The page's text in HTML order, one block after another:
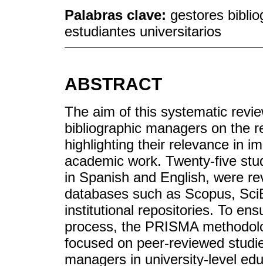
Palabras clave: gestores
estudiantes universitarios
ABSTRACT
The aim of this systematic
bibliographic managers on the
highlighting their relevance in
academic work. Twenty-five
in Spanish and English, were
databases such as Scopus,
institutional repositories. To
process, the PRISMA
focused on peer-reviewed
managers in university-level